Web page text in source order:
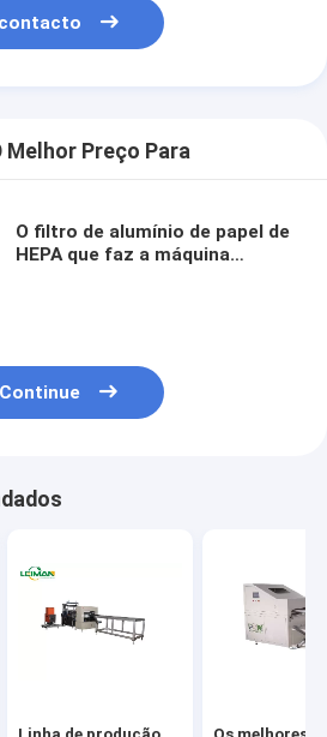
contacto
Melhor Preço Para
O filtro de alumínio de papel de
HEPA que faz a máquina
Continue